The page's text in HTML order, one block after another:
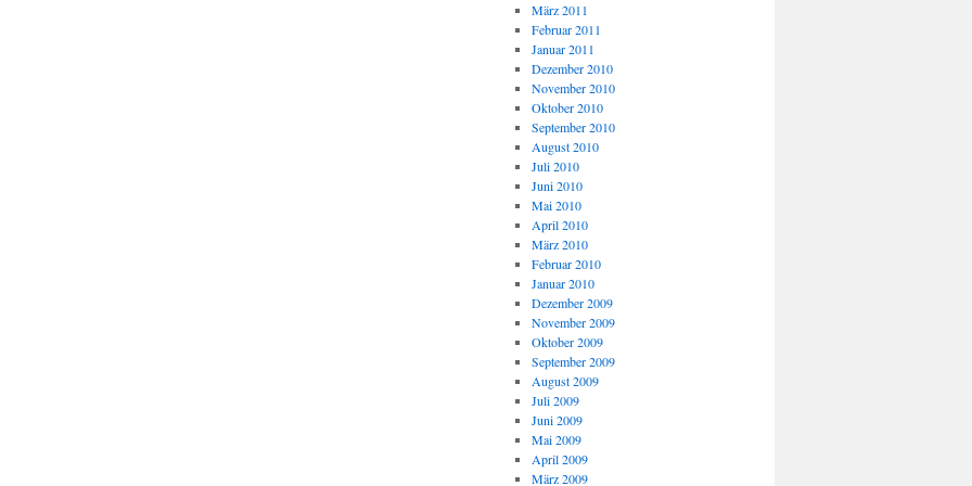
März 2011
Februar 2011
Januar 2011
Dezember 2010
November 2010
Oktober 2010
September 2010
August 2010
Juli 2010
Juni 2010
Mai 2010
April 2010
März 2010
Februar 2010
Januar 2010
Dezember 2009
November 2009
Oktober 2009
September 2009
August 2009
Juli 2009
Juni 2009
Mai 2009
April 2009
März 2009